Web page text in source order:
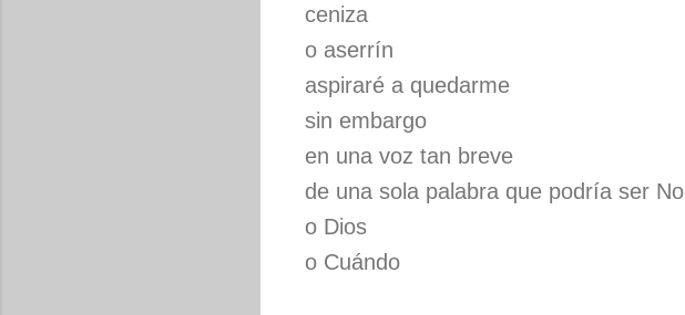
ceniza
o aserrín
aspiraré a quedarme
sin embargo
en una voz tan breve
de una sola palabra que podría ser No
o Dios
o Cuándo